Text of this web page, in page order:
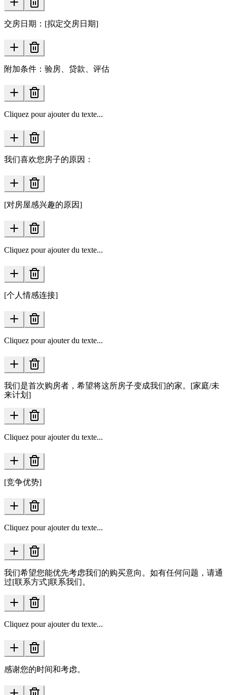
交房日期：[拟定交房日期]
附加条件：验房、贷款、评估
Cliquez pour ajouter du texte...
我们喜欢您房子的原因：
[对房屋感兴趣的原因]
Cliquez pour ajouter du texte...
[个人情感连接]
Cliquez pour ajouter du texte...
我们是首次购房者，希望将这所房子变成我们的家。[家庭/未
来计划]
Cliquez pour ajouter du texte...
[竞争优势]
Cliquez pour ajouter du texte...
我们希望您能优先考虑我们的购买意向。如有任何问题，请通
过[联系方式]联系我们。
Cliquez pour ajouter du texte...
感谢您的时间和考虑。